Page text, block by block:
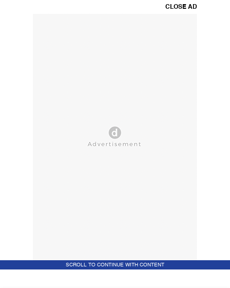
CLOSE AD
SCROLL TO CONTINUE WITH CONTENT